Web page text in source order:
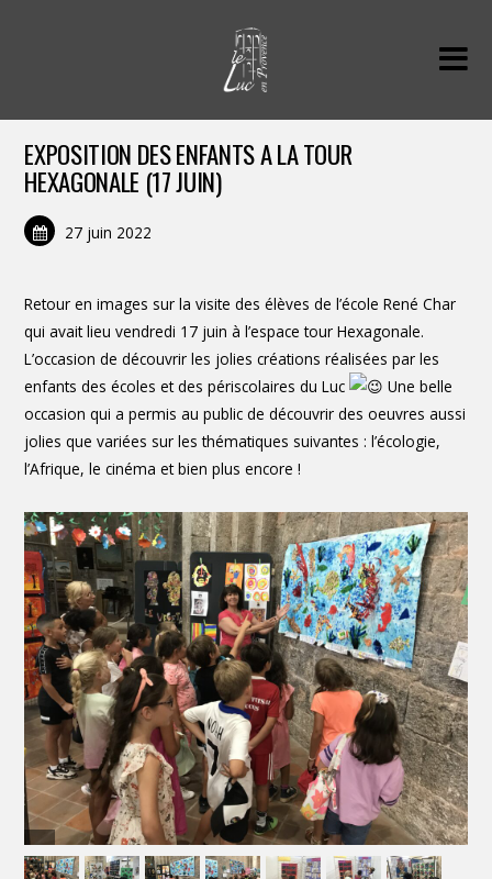
EXPOSITION DES ENFANTS A LA TOUR
HEXAGONALE (17 JUIN)
27 juin 2022
Retour en images sur la visite des élèves de l’école René Char
qui avait lieu vendredi 17 juin à l’espace tour Hexagonale.
L’occasion de découvrir les jolies créations réalisées par les
enfants des écoles et des périscolaires du Luc
Une belle
occasion qui a permis au public de découvrir des oeuvres aussi
jolies que variées sur les thématiques suivantes : l’écologie,
l’Afrique, le cinéma et bien plus encore !